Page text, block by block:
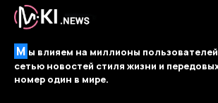
М ы влияем на миллионы
сетью новостей стиля жизни и
номер один в мире.